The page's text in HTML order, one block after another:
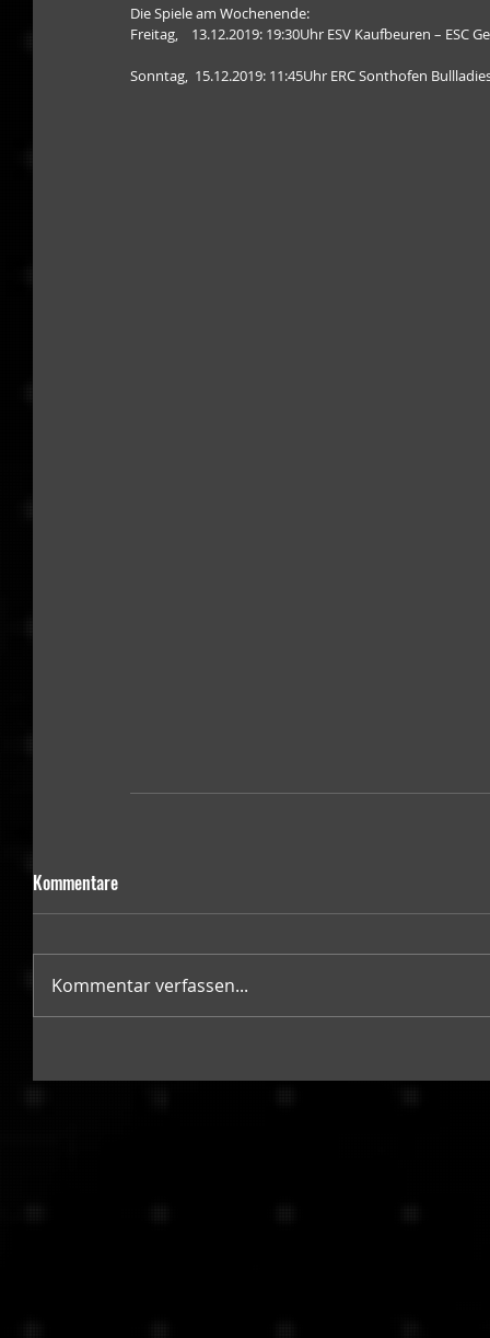
Die Spiele am Wochenende:
Freitag,    13.12.2019: 19:30Uhr ESV Kaufbeuren – ESC
Sonntag,  15.12.2019: 11:45Uhr ERC Sonthofen
Kommentare
Kommentar verfassen...